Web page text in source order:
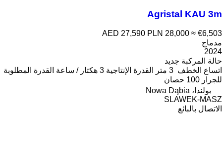
Agristal KAU 3m
AED 27,590 PLN 28,000 ≈ €6,503
مدماج
2024
حالة المركبة جديد
اتساع الخطف 3 متر القدرة الإنتاجية 3 هكتار / ساعة
القدرة المطلوبة
للجرار 100 حصان
بولندا، Nowa Dąbia
SLAWEK-MASZ
الاتصال بالبائع